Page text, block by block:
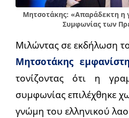
Μητσοτάκης: «Απαράδεκτη η
Συμφωνίας των
Μιλώντας σε εκδήλωση
Μητσοτάκης
τονίζοντας ότι η
συμφωνίας επιλέχθηκε
γνώμη του ελληνικού